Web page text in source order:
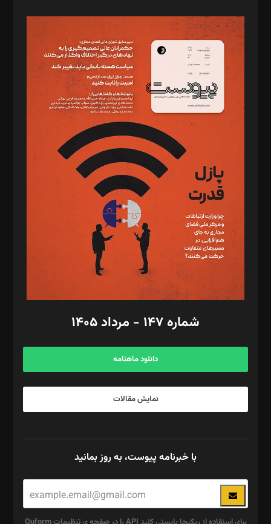
مدیر مسئول: محمدباقر اثنی‌عشری
سردبیر: مهرک محمودی
دبیر تحریریه: میثم قاسمی
د‌بیر ناداستان: سمانه سمیع
د‌بیر خدمت و تجارت: ابوالفضل رجبی
د‌بیر حقوق فناوری: حسام‌الدین ایپکچی
د‌بیر پیوست جهان: مینا پاکدل
د‌بیر تحریریه آنلاین: بابک نقاش
تحریریه‌: مجتبی محمود‌ی، آرش برهمند، یسنا امان‌پور، سروش کرمیان،
مصطفی مسجدی آرانی، ابوالفضل رجبی، زهرا فکرانه، فائزه فتحی
رستمی،مصطفی باستان
ویرایش: نگار استاد‌‌آقا
طراح یونیفرم: مجید توکلی
فیلمبرداری و عکاسی: امیر شفیعی، مانی لطفی زاده
گرافیک و صفحه‌آرایی: سید‌سبحان‌علی ثابت
مد‌یر توسعه تجاری: کامبیز برید‌
امور مالی: شاپور رهبری، محمد‌ کاظمی‌نیا
آگهی و مشترکین: ۰۹۱۹۹۹۹۰۴۵۴
شماره ۱۴۷ - مرداد ۱۴۰۵
دانلود ماهنامه
نمایش مقالات
با خبرنامه پیوست، به روز بمانید